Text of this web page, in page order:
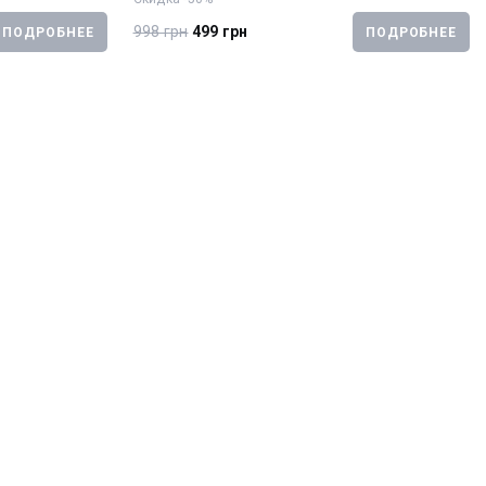
ПОДРОБНЕЕ 998 грн 499 грн ПОДРОБНЕЕ